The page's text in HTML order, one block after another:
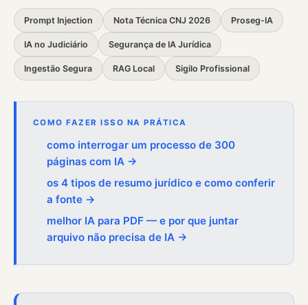
Prompt Injection Nota Técnica CNJ 2026 Proseg-IA
IA no Judiciário Segurança de IA Jurídica
Ingestão Segura RAG Local Sigilo Profissional
COMO FAZER ISSO NA PRÁTICA
como interrogar um processo de 300
páginas com IA →
os 4 tipos de resumo jurídico e como conferir
a fonte →
melhor IA para PDF — e por que juntar
arquivo não precisa de IA →